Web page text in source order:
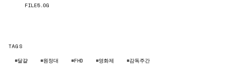
FILE5.0G
TAGS
#달걀
#원정대 #FHD #영화제 #감독주간